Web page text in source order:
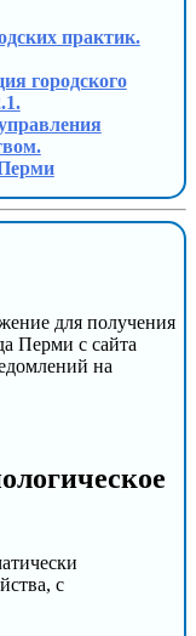
практик.
городского
для получения
Перми с сайта
на
с